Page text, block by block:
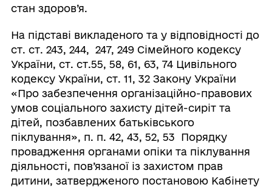
стан здоров’я.
На підставі викладеного та у відповідності до
ст. ст. 243, 244, 247, 249 Сімейного кодексу
України, ст. ст.55, 58, 61, 63, 74 Цивільного
кодексу України, ст. 11, 32 Закону України
«Про забезпечення організаційно-правових
умов соціального захисту дітей-сиріт та
дітей, позбавлених батьківського
піклування», п. п. 42, 43, 52, 53 Порядку
провадження органами опіки та піклування
діяльності, пов’язаної із захистом прав
дитини, затвердженого постановою Кабінету